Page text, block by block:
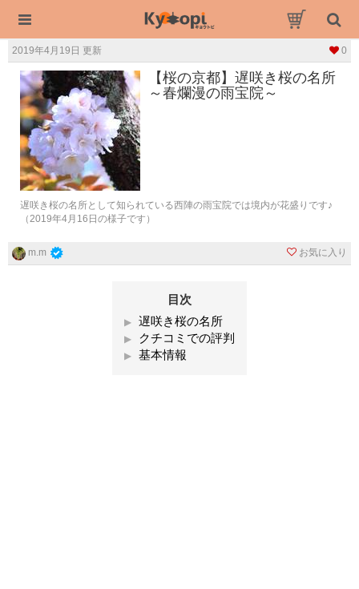
2019年4月19日 更新 0
【桜の京都】遅咲き桜の名所
～春爛漫の雨宝院～
遅咲き桜の名所として知られている西陣の雨宝院では境内が花盛りです♪
（2019年4月16日の様子です）
m.m お気に入り
目次
遅咲き桜の名所
クチコミでの評判
基本情報